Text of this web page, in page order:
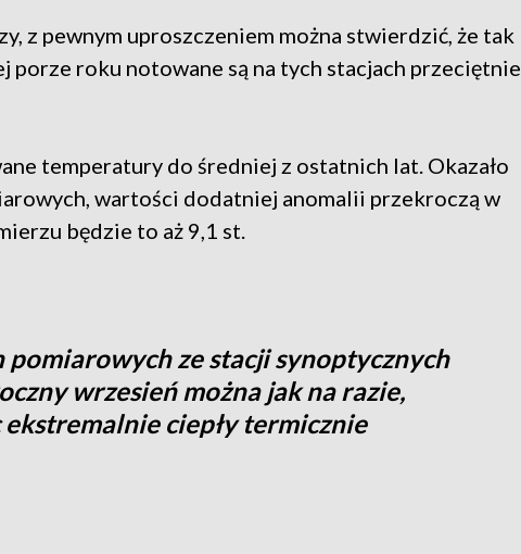
z pewnym uproszczeniem można stwierdzić, że tak
roku notowane są na tych stacjach przeciętnie
temperatury do średniej z ostatnich lat. Okazało
wartości dodatniej anomalii przekroczą w
będzie to aż 9,1 st.
pomiarowych ze stacji synoptycznych
wrzesień można jak na razie,
ekstremalnie ciepły termicznie